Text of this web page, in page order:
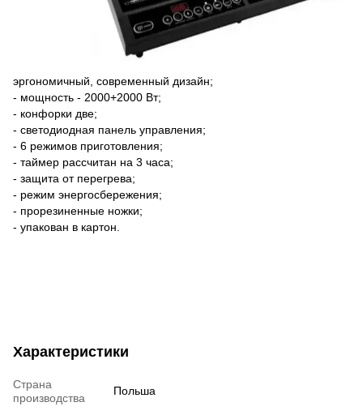
эргономичный, современный дизайн;
- мощность - 2000+2000 Вт;
- конфорки две;
- светодиодная панель управления;
- 6 режимов приготовления;
- таймер рассчитан на 3 часа;
- защита от перегрева;
- режим энергосбережения;
- прорезиненные ножки;
- упакован в картон.
Характеристики
Страна
производства
Польша